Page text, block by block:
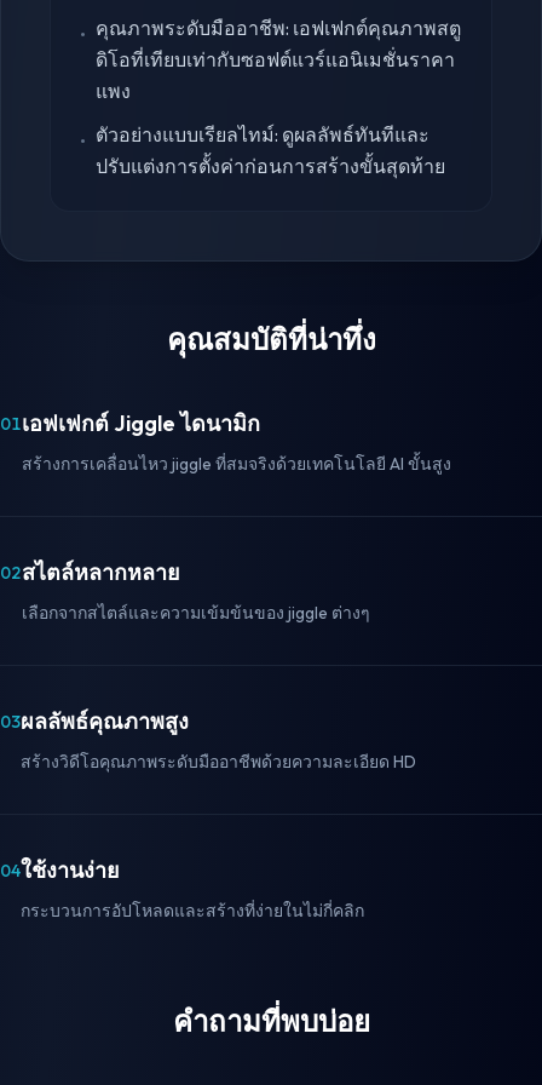
• คุณภาพระดับมืออาชีพ: เอฟเฟกต์คุณภาพสตู
ดิโอที่เทียบเท่ากับซอฟต์แวร์แอนิเมชั่นราคา
แพง
• ตัวอย่างแบบเรียลไทม์: ดูผลลัพธ์ทันทีและ
ปรับแต่งการตั้งค่าก่อนการสร้างขั้นสุดท้าย
คุณสมบัติที่น่าทึ่ง
01เอฟเฟกต์ Jiggle ไดนามิก
สร้างการเคลื่อนไหว jiggle ที่สมจริงด้วยเทคโนโลยี AI ขั้นสูง
02สไตล์หลากหลาย
เลือกจากสไตล์และความเข้มข้นของ jiggle ต่างๆ
03ผลลัพธ์คุณภาพสูง
สร้างวิดีโอคุณภาพระดับมืออาชีพด้วยความละเอียด HD
04ใช้งานง่าย
กระบวนการอัปโหลดและสร้างที่ง่ายในไม่กี่คลิก
คำถามที่พบบ่อย